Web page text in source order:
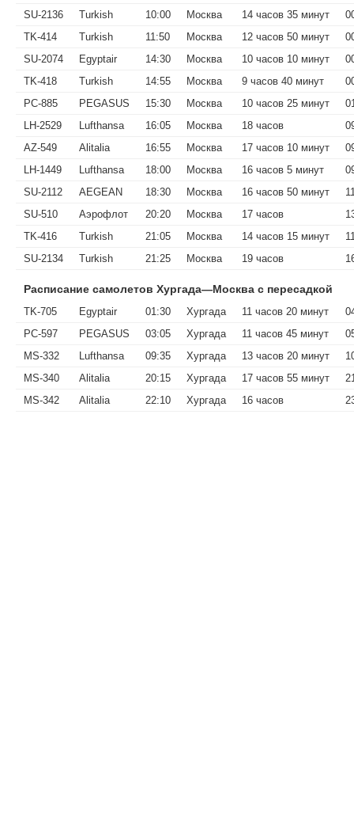
SU-2136
Turkish 10:00 Москва 14 часов 35 минут
TK-414
Turkish 11:50 Москва 12 часов 50 минут
SU-2074
Egyptair 14:30 Москва 10 часов 10 минут
TK-418
Turkish 14:55 Москва 9 часов 40 минут
PC-885
PEGASUS 15:30 Москва 10 часов 25 минут
LH-2529
Lufthansa 16:05 Москва 18 часов
AZ-549
Alitalia 16:55 Москва 17 часов 10 минут
LH-1449
Lufthansa 18:00 Москва 16 часов 5 минут
SU-2112
AEGEAN 18:30 Москва 16 часов 50 минут
SU-510
Аэрофлот 20:20 Москва 17 часов
TK-416
Turkish 21:05 Москва 14 часов 15 минут
SU-2134
Turkish 21:25 Москва 19 часов
Расписание самолетов Хургада—Москва с пересадкой
TK-705 Egyptair 01:30 Хургада 11 часов 20 минут
PC-597
PEGASUS 03:05 Хургада 11 часов 45 минут
MS-332
Lufthansa 09:35 Хургада 13 часов 20 минут
MS-340
Alitalia 20:15 Хургада 17 часов 55 минут
MS-342
Alitalia 22:10 Хургада 16 часов